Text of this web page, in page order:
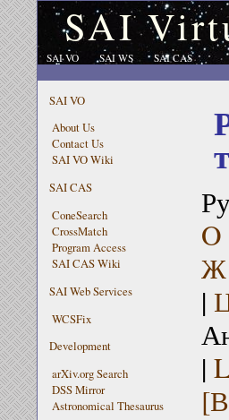
SAI
SAI VO SAI WS SAI CAS
SAI VO
About Us
Contact Us
SAI VO Wiki
SAI CAS
ConeSearch
CrossMatch
Program Access
SAI CAS Wiki
SAI Web Services
WCSFix
Development
arXiv.org Search
DSS Mirror
Astronomical Thesaurus
O
Ж
|
|